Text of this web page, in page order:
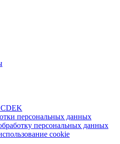
персональных данных
персональных данных
cookie